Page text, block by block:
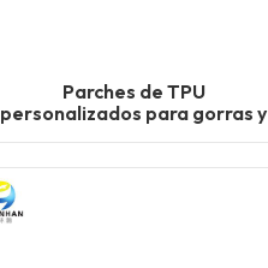
Parches de TPU
personalizados para gorras y